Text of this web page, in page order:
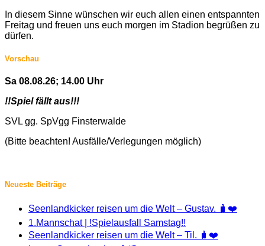
In diesem Sinne wünschen wir euch allen einen entspannten
Freitag und freuen uns euch morgen im Stadion begrüßen zu
dürfen.
Vorschau
Sa 08.08.26; 14.00 Uhr
!!Spiel fällt aus!!!
SVL gg. SpVgg Finsterwalde
(Bitte beachten! Ausfälle/Verlegungen möglich)
Neueste Beiträge
Seenlandkicker reisen um die Welt – Gustav. 🧳❤️
1.Mannschat | !Spielausfall Samstag!!
Seenlandkicker reisen um die Welt – Til. 🧳❤️